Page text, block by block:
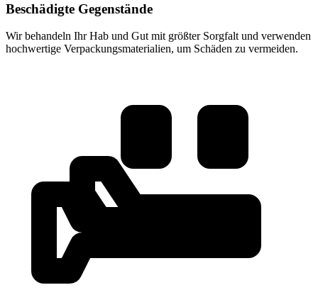
Beschädigte Gegenstände
Wir behandeln Ihr Hab und Gut mit größter Sorgfalt und verwenden
hochwertige Verpackungsmaterialien, um Schäden zu vermeiden.